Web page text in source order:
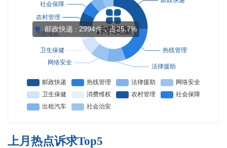
邮政快递 : 2994件，占25.7%
上月热点诉求Top5